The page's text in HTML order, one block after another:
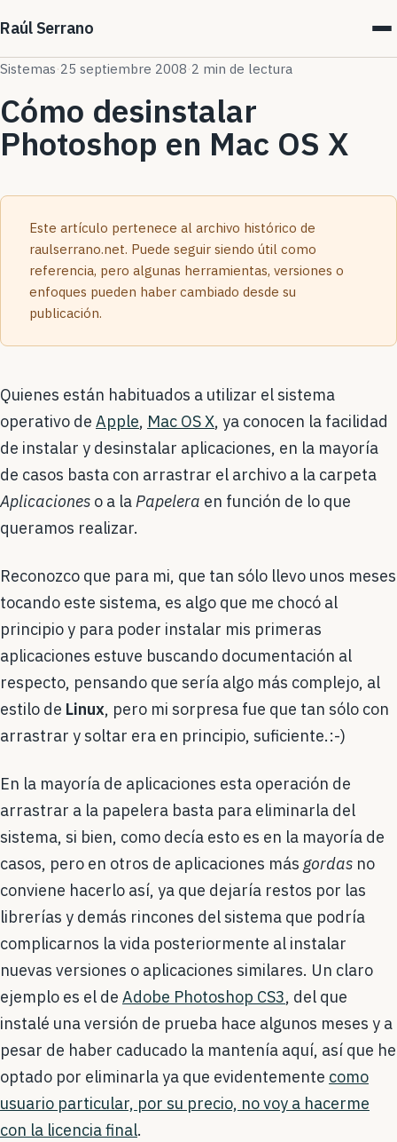
Raúl Serrano
Sistemas·25 septiembre 2008·2 min de lectura
Cómo desinstalar
Photoshop en Mac OS X
Este artículo pertenece al archivo histórico de
raulserrano.net. Puede seguir siendo útil como
referencia, pero algunas herramientas, versiones o
enfoques pueden haber cambiado desde su
publicación.
Quienes están habituados a utilizar el sistema
operativo de Apple, Mac OS X, ya conocen la facilidad
de instalar y desinstalar aplicaciones, en la mayoría
de casos basta con arrastrar el archivo a la carpeta
Aplicaciones o a laPapelera en función de lo que
queramos realizar.
Reconozco que para mi, que tan sólo llevo unos meses
tocando este sistema, es algo que me chocó al
principio y para poder instalar mis primeras
aplicaciones estuve buscando documentación al
respecto, pensando que sería algo más complejo, al
estilo de Linux, pero mi sorpresa fue que tan sólo con
arrastrar y soltar era en principio, suficiente.:-)
En la mayoría de aplicaciones esta operación de
arrastrar a la papelera basta para eliminarla del
sistema, si bien, como decía esto es en la mayoría de
casos, pero en otros de aplicaciones más gordas no
conviene hacerlo así, ya que dejaría restos por las
librerías y demás rincones del sistema que podría
complicarnos la vida posteriormente al instalar
nuevas versiones o aplicaciones similares. Un claro
ejemplo es el de Adobe Photoshop CS3, del que
instalé una versión de prueba hace algunos meses y a
pesar de haber caducado la mantenía aquí, así que he
optado por eliminarla ya que evidentemente como
usuario particular, por su precio, no voy a hacerme
con la licencia final.